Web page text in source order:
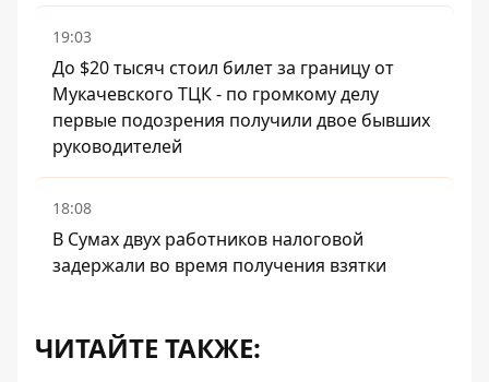
19:03
До $20 тысяч стоил билет за границу от
Мукачевского ТЦК - по громкому делу
первые подозрения получили двое бывших
руководителей
18:08
В Сумах двух работников налоговой
задержали во время получения взятки
ЧИТАЙТЕ ТАКЖЕ: